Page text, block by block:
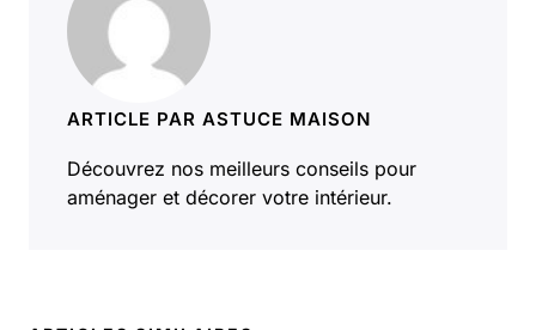
ARTICLE PAR ASTUCE MAISON
Découvrez nos meilleurs conseils pour
aménager et décorer votre intérieur.